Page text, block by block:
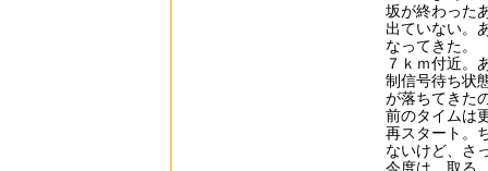
坂が終わった
出ていない。
なってきた。
７ｋｍ付近。
制信号待ち状
が落ちてきた
前のタイムは
再スタート。
ないけど、さ